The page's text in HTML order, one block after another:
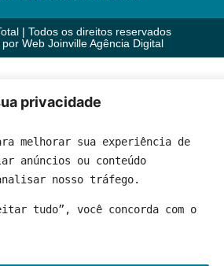
privacidade
melhorar sua experiência de
anúncios ou conteúdo
nosso tráfego.
tudo”, você concorda com o
| Todos os direitos reservados
por Web Joinville Agência Digital